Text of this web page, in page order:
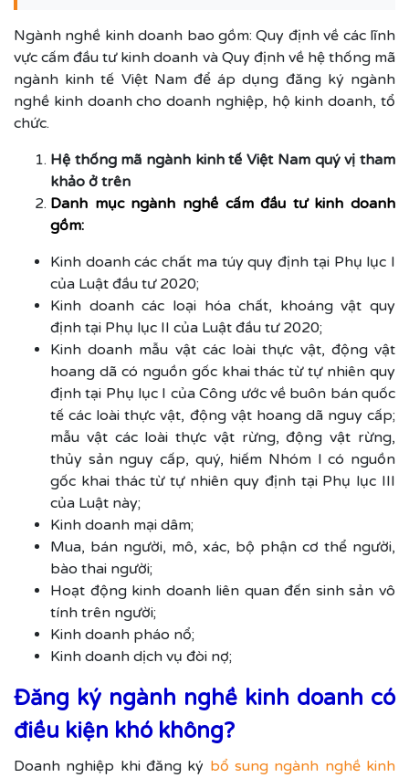
Ngành nghề kinh doanh bao gồm: Quy định về các lĩnh
vực cấm đầu tư kinh doanh và Quy định về hệ thống mã
ngành kinh tế Việt Nam để áp dụng đăng ký ngành
nghề kinh doanh cho doanh nghiệp, hộ kinh doanh, tổ
chức.
Hệ thống mã ngành kinh tế Việt Nam quý vị tham
khảo ở trên
Danh mục ngành nghề cấm đầu tư kinh doanh
gồm:
Kinh doanh các chất ma túy quy định tại Phụ lục I
của Luật đầu tư 2020;
Kinh doanh các loại hóa chất, khoáng vật quy
định tại Phụ lục II của Luật đầu tư 2020;
Kinh doanh mẫu vật các loài thực vật, động vật
hoang dã có nguồn gốc khai thác từ tự nhiên quy
định tại Phụ lục I của Công ước về buôn bán quốc
tế các loài thực vật, động vật hoang dã nguy cấp;
mẫu vật các loài thực vật rừng, động vật rừng,
thủy sản nguy cấp, quý, hiếm Nhóm I có nguồn
gốc khai thác từ tự nhiên quy định tại Phụ lục III
của Luật này;
Kinh doanh mại dâm;
Mua, bán người, mô, xác, bộ phận cơ thể người,
bào thai người;
Hoạt động kinh doanh liên quan đến sinh sản vô
tính trên người;
Kinh doanh pháo nổ;
Kinh doanh dịch vụ đòi nợ;
Đăng ký ngành nghề kinh doanh có
điều kiện khó không?
Doanh nghiệp khi đăng ký bổ sung ngành nghề kinh